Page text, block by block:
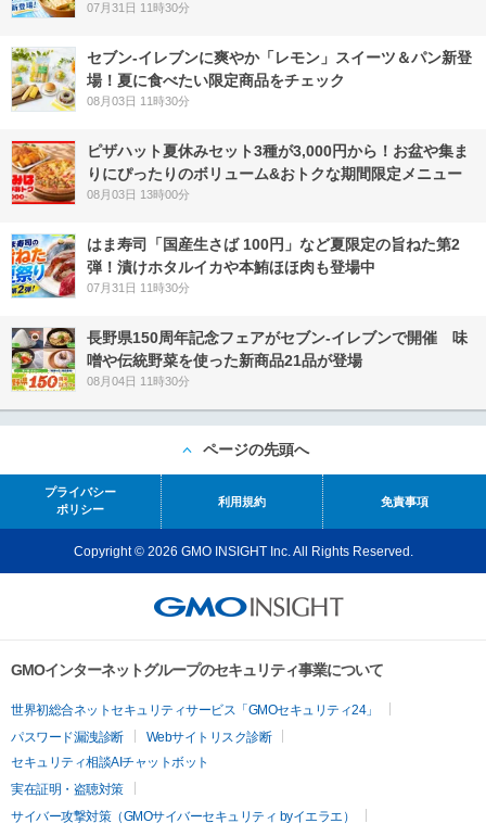
07月31日 11時30分
セブン‐イレブンに爽やか「レモン」スイーツ＆パン新登
場！夏に食べたい限定商品をチェック
08月03日 11時30分
ピザハット夏休みセット3種が3,000円から！お盆や集ま
りにぴったりのボリューム&おトクな期間限定メニュー
08月03日 13時00分
はま寿司「国産生さば 100円」など夏限定の旨ねた第2
弾！漬けホタルイカや本鮪ほほ肉も登場中
07月31日 11時30分
長野県150周年記念フェアがセブン-イレブンで開催 味
噌や伝統野菜を使った新商品21品が登場
08月04日 11時30分
ページの先頭へ
プライバシー
ポリシー
利用規約 免責事項
Copyright © 2026 GMO INSIGHT Inc. All Rights Reserved.
GMOインターネットグループのセキュリティ事業について
世界初総合ネットセキュリティサービス「GMOセキュリティ24」
パスワード漏洩診断
Webサイトリスク診断
セキュリティ相談AIチャットボット
実在証明・盗聴対策
サイバー攻撃対策（GMOサイバーセキュリティ byイエラエ）